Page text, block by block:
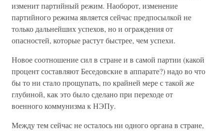
изменит партийный режим. Наоборот, изменение
партийного режима является сейчас предпосылкой не
только дальнейших успехов, но и ограждения от
опасностей, которые растут быстрее, чем успехи.
Новое соотношение сил в стране и в самой партии (какой
процент составляют Беседовские в аппарате?) надо во что
бы то ни стало прощупать, по крайней мере с такой же
глубиной, как это было сделано при переходе от
военного коммунизма к НЭПу.
Между тем сейчас не осталось ни одного органа в стране,